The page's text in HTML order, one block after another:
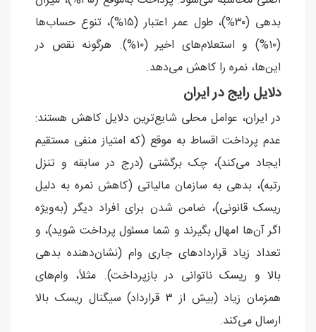
بدهی (۳۰%)، طول عمر اعتبار (۱۵%)، تنوع حساب‌ها
(۱۰%) و استعلام‌های اخیر (۱۰%). هرگونه نقص در
این‌ها، نمره را کاهش می‌دهد.
دلایل رایج در ایران
در ایران، عوامل محلی شایع‌ترین دلایل کاهش هستند:
عدم پرداخت اقساط به موقع (که امتیاز منفی مستقیم
ایجاد می‌کند)، چک برگشتی (درج در سابقه و تنزل
رتبه)، بدهی به سازمان مالیاتی (کاهش نمره به دلیل
ریسک قانونی)، ضامن شدن برای افراد دیگر (به‌ویژه
اگر آن‌ها امهال بگیرند و شما مسئول پرداخت شوید)، و
تعداد زیاد قراردادهای جاری وام (نشان‌دهنده بدهی
بالا و ریسک ناتوانی در بازپرداخت). مثلاً، وام‌های
همزمان زیاد (بیش از ۳ قرارداد) سیگنال ریسک بالا
ارسال می‌کند.